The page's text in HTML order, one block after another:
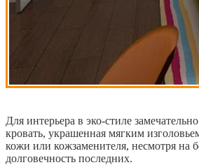
Для интерьера в эко-стиле
кровать, украшенная мягким
кожи или кожзаменителя, несмотря на
долговечность последних.